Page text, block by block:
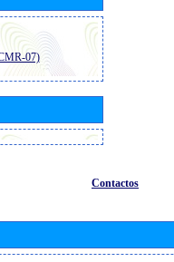
07)
Contactos